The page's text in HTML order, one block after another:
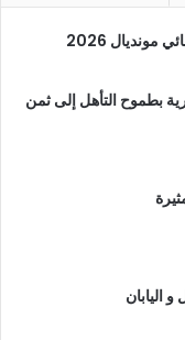
2026
بطموح التأهل إلى ثمن
اليابان